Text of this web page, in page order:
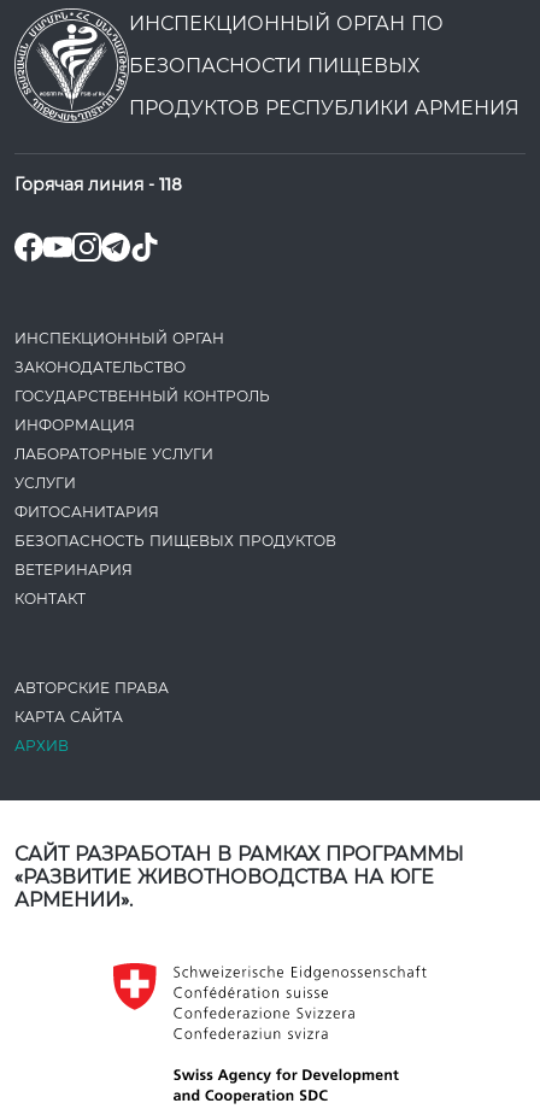
ИНСПЕКЦИОННЫЙ ОРГАН ПО
БЕЗОПАСНОСТИ ПИЩЕВЫХ
ПРОДУКТОВ РЕСПУБЛИКИ АРМЕНИЯ
Горячая линия - 118
ИНСПЕКЦИОННЫЙ ОРГАН
ЗАКОНОДАТЕ­ЛЬСТВО
ГОСУДАРСТВЕННЫЙ КОНТРОЛЬ
ИНФОРМАЦИЯ
ЛАБОРАТОРНЫЕ УСЛУГИ
УСЛУГИ
ФИТОСАНИТАРИЯ
БЕЗОПАСНОСТЬ ПИЩЕВЫХ ПРОДУКТОВ
ВЕТЕРИНАРИЯ
КОНТАКТ
АВТОРСКИЕ ПРАВА
КАРТА САЙТА
АРХИВ
САЙТ РАЗРАБОТАН В РАМКАХ ПРОГРАММЫ
«РАЗВИТИЕ ЖИВОТНОВОДСТВА НА ЮГЕ
АРМЕНИИ».